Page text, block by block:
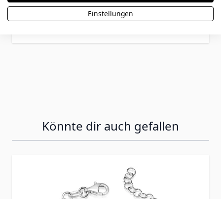
59,90 €
Könnte dir auch gefallen
Einstellungen